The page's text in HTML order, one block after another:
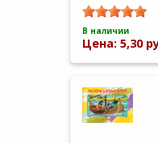
В наличии
Цена: 5,30